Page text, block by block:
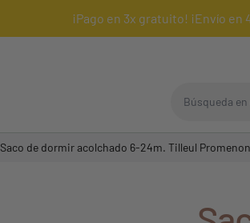
¡Pago en 3x gratuito! ¡Envío en
Saco de dormir acolchado 6-24m. Tilleul